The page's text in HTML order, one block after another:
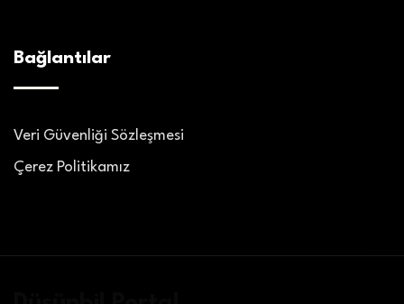
Bağlantılar
Veri Güvenliği Sözleşmesi
Çerez Politikamız